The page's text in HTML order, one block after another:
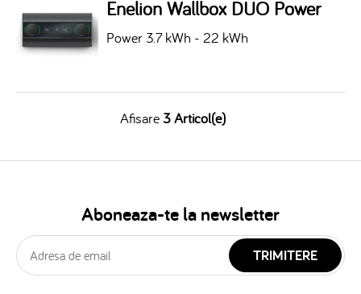
Enelion Wallbox DUO Power
Power 3.7 kWh - 22 kWh
Afisare3 Articol(e)
Aboneaza-te la newsletter
TRIMITERE